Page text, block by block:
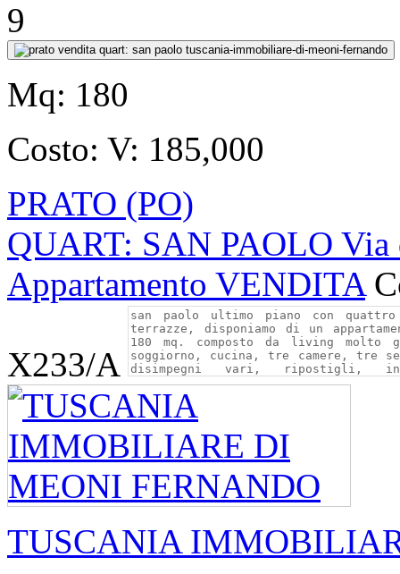
9
Mq: 180
Costo: V: 185,000
PRATO (PO)
QUART: SAN PAOLO
Appartamento VENDITA
X233/A
TUSCANIA